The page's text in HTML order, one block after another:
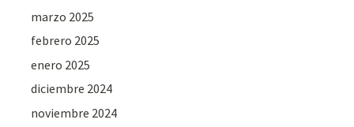
marzo 2025
febrero 2025
enero 2025
diciembre 2024
noviembre 2024